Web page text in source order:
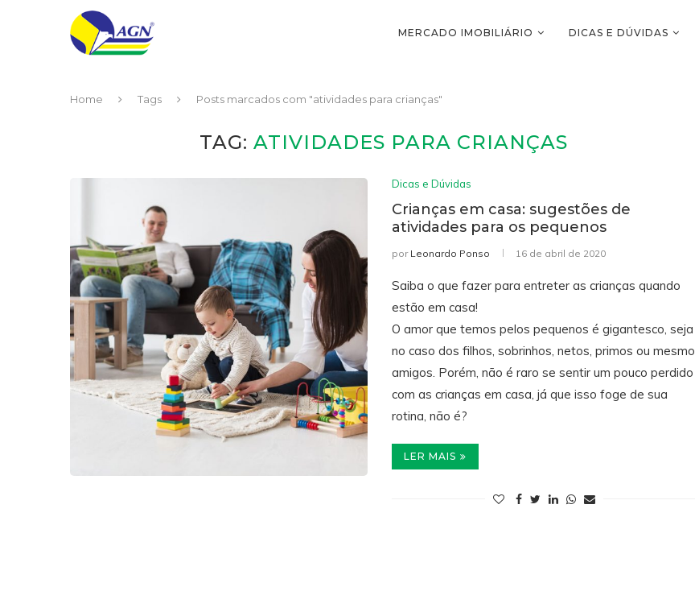
MERCADO IMOBILIÁRIO DICAS E DÚVIDAS
Home Tags Posts marcados com "atividades para crianças"
TAG: ATIVIDADES PARA CRIANÇAS
Dicas e Dúvidas
Crianças em casa: sugestões de
atividades para os pequenos
por Leonardo Ponso 16 de abril de 2020
Saiba o que fazer para entreter as crianças quando
estão em casa!
O amor que temos pelos pequenos é gigantesco, seja
no caso dos filhos, sobrinhos, netos, primos ou mesmo
amigos. Porém, não é raro se sentir um pouco perdido
com as crianças em casa, já que isso foge de sua
rotina, não é?
LER MAIS